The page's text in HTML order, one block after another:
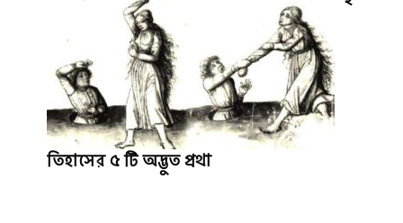
তিহাসের ৫ টি অদ্ভুত প্রথা